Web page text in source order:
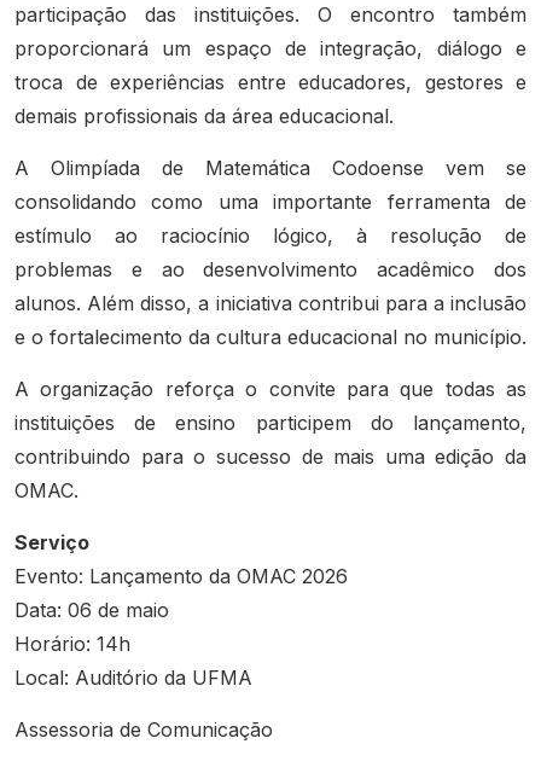
participação das instituições. O encontro também
proporcionará um espaço de integração, diálogo e
troca de experiências entre educadores, gestores e
demais profissionais da área educacional.
A Olimpíada de Matemática Codoense vem se
consolidando como uma importante ferramenta de
estímulo ao raciocínio lógico, à resolução de
problemas e ao desenvolvimento acadêmico dos
alunos. Além disso, a iniciativa contribui para a inclusão
e o fortalecimento da cultura educacional no município.
A organização reforça o convite para que todas as
instituições de ensino participem do lançamento,
contribuindo para o sucesso de mais uma edição da
OMAC.
Serviço
Evento: Lançamento da OMAC 2026
Data: 06 de maio
Horário: 14h
Local: Auditório da UFMA
Assessoria de Comunicação